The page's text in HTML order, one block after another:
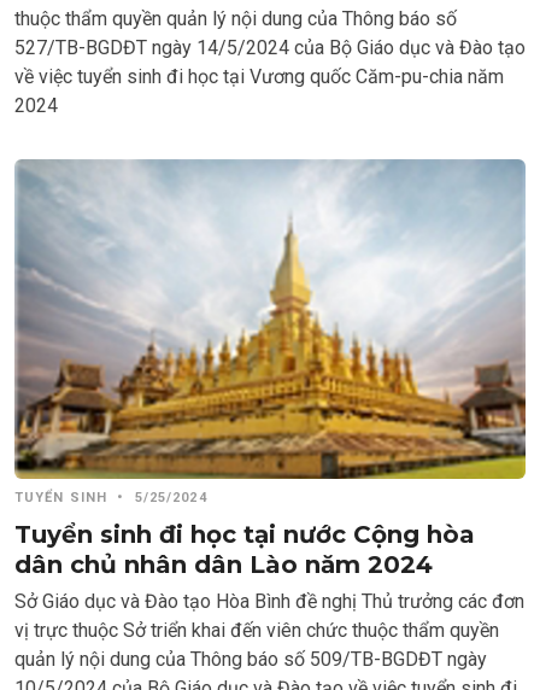
thuộc thẩm quyền quản lý nội dung của Thông báo số
527/TB-BGDĐT ngày 14/5/2024 của Bộ Giáo dục và Đào tạo
về việc tuyển sinh đi học tại Vương quốc Căm-pu-chia năm
2024
TUYỂN SINH • 5/25/2024
Tuyển sinh đi học tại nước Cộng hòa
dân chủ nhân dân Lào năm 2024
Sở Giáo dục và Đào tạo Hòa Bình đề nghị Thủ trưởng các đơn
vị trực thuộc Sở triển khai đến viên chức thuộc thẩm quyền
quản lý nội dung của Thông báo số 509/TB-BGDĐT ngày